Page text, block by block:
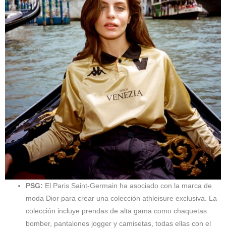
PSG: El Paris Saint-Germain ha asociado con la marca de
moda Dior para crear una colección athleisure exclusiva. La
colección incluye prendas de alta gama como chaquetas
bomber, pantalones jogger y camisetas, todas ellas con el